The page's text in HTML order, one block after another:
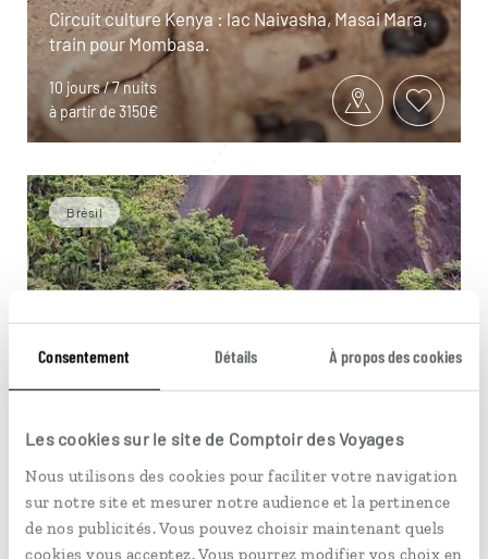
Consentement Détails À propos des cookies
Les cookies sur le site de Comptoir des Voyages
Nous utilisons des cookies pour faciliter votre navigation
sur notre site et mesurer notre audience et la pertinence
de nos publicités. Vous pouvez choisir maintenant quels
cookies vous acceptez. Vous pourrez modifier vos choix en
Circuit culture Kenya : lac Naivasha, Masai Mara,
train pour Mombasa.
10 jours / 7 nuits
à partir de 3150€
Brésil